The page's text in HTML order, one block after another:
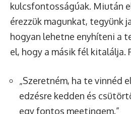
kulcsfontosságúak. Miután
érezzük magunkat, tegyünk
hogyan lehetne enyhíteni a
el, hogy a másik fél kitalálja.
„Szeretném, ha te vinnéd
edzésre kedden és
egy fontos meetingem.”